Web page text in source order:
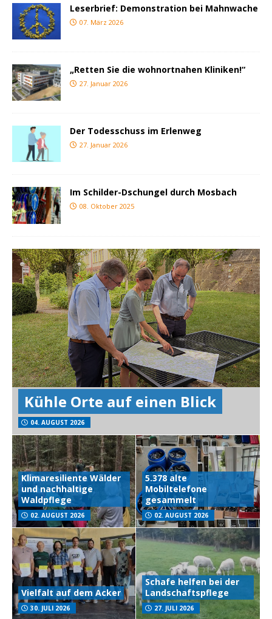
Leserbrief: Demonstration bei Mahnwache
07. März 2026
„Retten Sie die wohnortnahen Kliniken!“
27. Januar 2026
Der Todesschuss im Erlenweg
27. Januar 2026
Im Schilder-Dschungel durch Mosbach
08. Oktober 2025
Kühle Orte auf einen Blick
04. AUGUST 2026
Klimaresiliente Wälder
und nachhaltige
Waldpflege
02. AUGUST 2026
5.378 alte
Mobiltelefone
gesammelt
02. AUGUST 2026
Vielfalt auf dem Acker
30. JULI 2026
Schafe helfen bei der
Landschaftspflege
27. JULI 2026